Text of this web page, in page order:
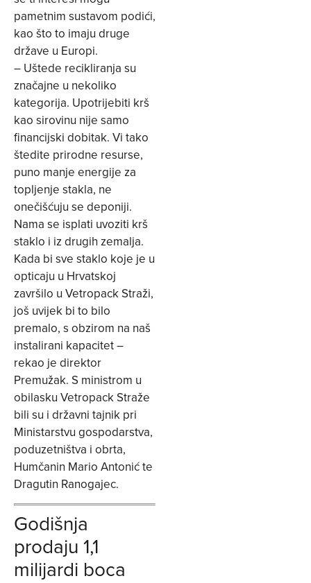
pametnim sustavom podići,
kao što to imaju druge
države u Europi.
– Uštede recikliranja su
značajne u nekoliko
kategorija. Upotrijebiti krš
kao sirovinu nije samo
financijski dobitak. Vi tako
štedite prirodne resurse,
puno manje energije za
topljenje stakla, ne
onečišćuju se deponiji.
Nama se isplati uvoziti krš
staklo i iz drugih zemalja.
Kada bi sve staklo koje je u
opticaju u Hrvatskoj
završilo u Vetropack Straži,
još uvijek bi to bilo
premalo, s obzirom na naš
instalirani kapacitet –
rekao je direktor
Premužak. S ministrom u
obilasku Vetropack Straže
bili su i državni tajnik pri
Ministarstvu gospodarstva,
poduzetništva i obrta,
Humčanin Mario Antonić te
Dragutin Ranogajec.
Godišnja
prodaju 1,1
milijardi boca